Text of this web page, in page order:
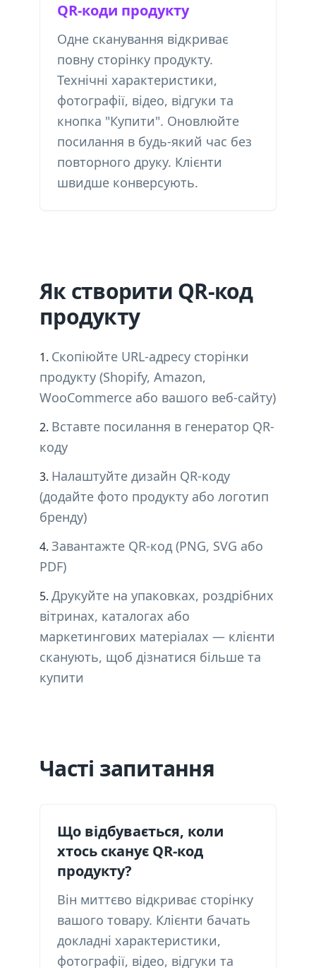
QR-коди продукту
Одне сканування відкриває
повну сторінку продукту.
Технічні характеристики,
фотографії, відео, відгуки та
кнопка "Купити". Оновлюйте
посилання в будь-який час без
повторного друку. Клієнти
швидше конверсують.
Як створити QR-код
продукту
Скопіюйте URL-адресу сторінки
продукту (Shopify, Amazon,
WooCommerce або вашого веб-сайту)
Вставте посилання в генератор QR-
коду
Налаштуйте дизайн QR-коду
(додайте фото продукту або логотип
бренду)
Завантажте QR-код (PNG, SVG або
PDF)
Друкуйте на упаковках, роздрібних
вітринах, каталогах або
маркетингових матеріалах — клієнти
сканують, щоб дізнатися більше та
купити
Часті запитання
Що відбувається, коли
хтось сканує QR-код
продукту?
Він миттєво відкриває сторінку
вашого товару. Клієнти бачать
докладні характеристики,
фотографії, відео, відгуки та